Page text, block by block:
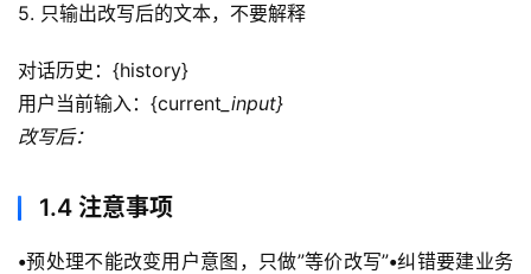
5. 只输出改写后的文本，不要解释
对话历史：{history}
用户当前输入：{current _input}
改写后：
1.4 注意事项
•预处理不能改变用户意图，只做”等价改写”•纠错要建业务